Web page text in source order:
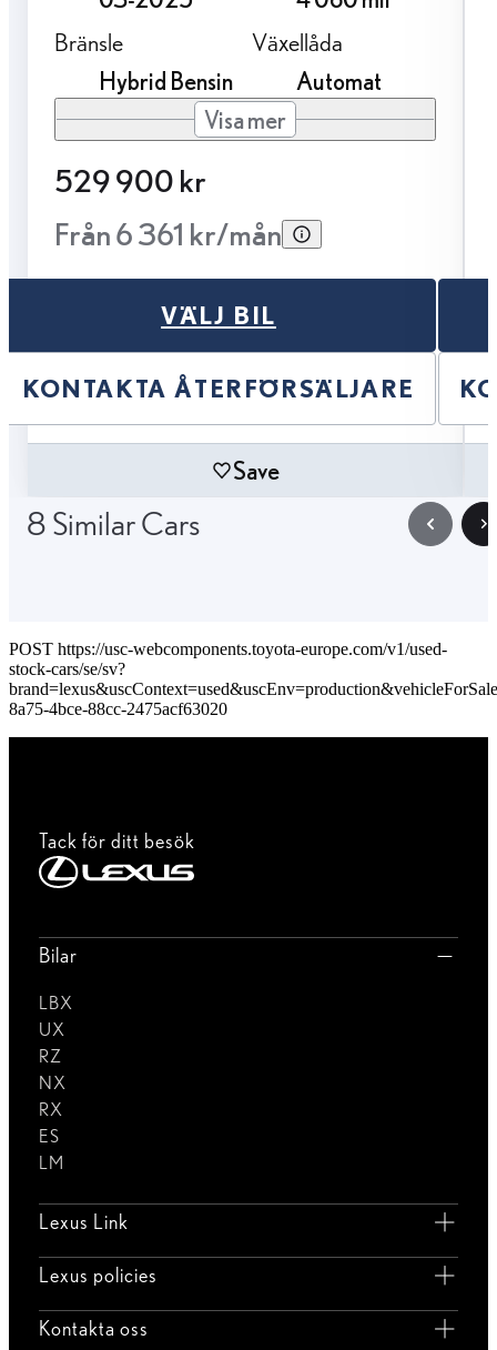
Bränsle
Hybrid Bensin
Växellåda
Automat
Visa mer
529 900 kr
Från 6 361 kr/mån
VÄLJ BIL
KONTAKTA ÅTERFÖRSÄLJARE
Save
8 Similar Cars
POST https://usc-webcomponents.toyota-europe.com/v1/used-
stock-cars/se/sv?
8a75-4bce-88cc-2475acf63020
Tack för ditt besök
Bilar
LBX
UX
RZ
NX
RX
ES
LM
Lexus Link
Lexus policies
Kontakta oss